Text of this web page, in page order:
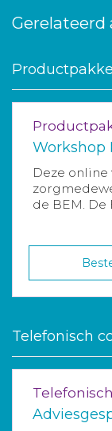
Gerelateerd
Workshop
Deze
de BEM. De
Telefonisch